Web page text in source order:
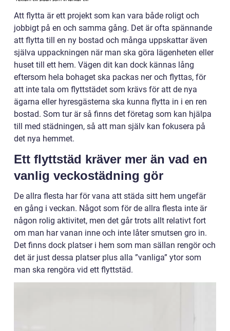
Att flytta är ett projekt som kan vara både roligt och
jobbigt på en och samma gång. Det är ofta spännande
att flytta till en ny bostad och många uppskattar även
själva uppackningen när man ska göra lägenheten eller
huset till ett hem. Vägen dit kan dock kännas lång
eftersom hela bohaget ska packas ner och flyttas, för
att inte tala om flyttstädet som krävs för att de nya
ägarna eller hyresgästerna ska kunna flytta in i en ren
bostad. Som tur är så finns det företag som kan hjälpa
till med städningen, så att man själv kan fokusera på
det nya hemmet.
Ett flyttstäd kräver mer än vad en
vanlig veckostädning gör
De allra flesta har för vana att städa sitt hem ungefär
en gång i veckan. Något som för de allra flesta inte är
någon rolig aktivitet, men det går trots allt relativt fort
om man har vanan inne och inte låter smutsen gro in.
Det finns dock platser i hem som man sällan rengör och
det är just dessa platser plus alla ”vanliga” ytor som
man ska rengöra vid ett flyttstäd.